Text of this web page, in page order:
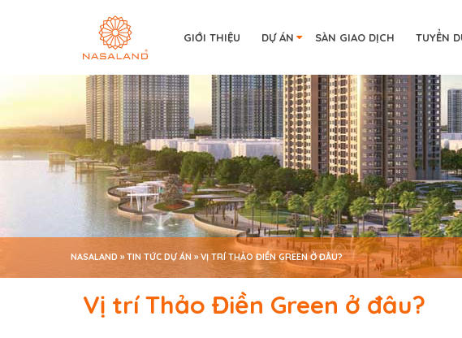
GIỚI THIỆU DỰ ÁN SÀN GIAO DỊCH TUYỂN
NASALAND »TIN TỨC DỰ ÁN »VỊ TRÍ THẢO ĐIỀN GREEN Ở ĐÂU?
Vị trí Thảo Điền Green ở đâu?